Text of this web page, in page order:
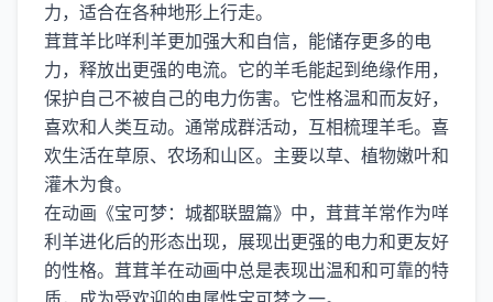
力，适合在各种地形上行走。
茸茸羊比咩利羊更加强大和自信，能储存更多的电
力，释放出更强的电流。它的羊毛能起到绝缘作用，
保护自己不被自己的电力伤害。它性格温和而友好，
喜欢和人类互动。通常成群活动，互相梳理羊毛。喜
欢生活在草原、农场和山区。主要以草、植物嫩叶和
灌木为食。
在动画《宝可梦：城都联盟篇》中，茸茸羊常作为咩
利羊进化后的形态出现，展现出更强的电力和更友好
的性格。茸茸羊在动画中总是表现出温和和可靠的特